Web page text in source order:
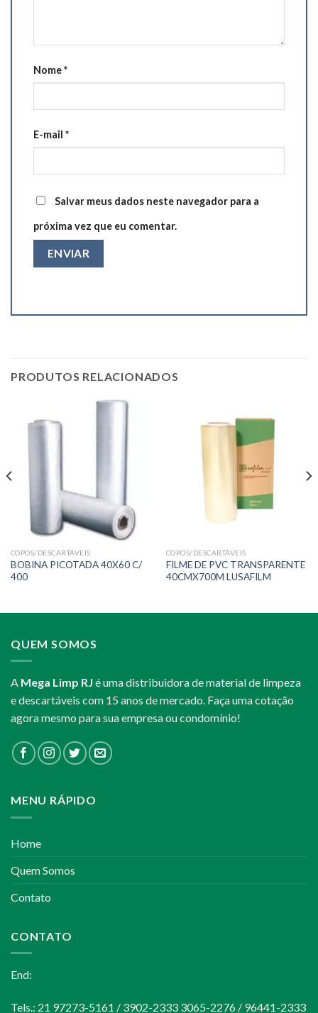
Nome*
E-mail *
Salvar meus dados neste navegador para a
próxima vez que eu comentar.
PRODUTOS RELACIONADOS
COPOS/DESCARTÁVEIS
BOBINA PICOTADA 40X60 C/
400
COPOS/DESCARTÁVEIS
FILME DE PVC TRANSPARENTE
40CMX700M LUSAFILM
QUEM SOMOS
A Mega Limp RJ é uma distribuidora de material de limpeza
e descartáveis com 15 anos de mercado. Faça uma cotação
agora mesmo para sua empresa ou condomínio!
MENU RÁPIDO
Home
Quem Somos
Contato
CONTATO
End:
Tels.: 21 97273-5161 / 3902-2333 3065-2276 / 96441-2333